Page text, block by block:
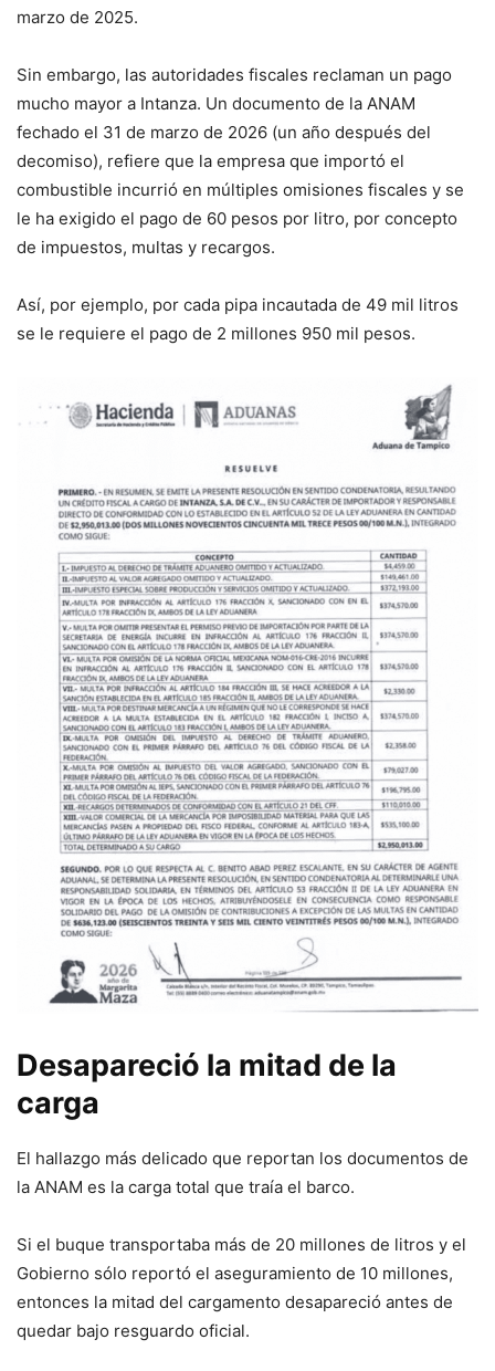
marzo de 2025.
Sin embargo, las autoridades fiscales reclaman un pago
mucho mayor a Intanza. Un documento de la ANAM
fechado el 31 de marzo de 2026 (un año después del
decomiso), refiere que la empresa que importó el
combustible incurrió en múltiples omisiones fiscales y se
le ha exigido el pago de 60 pesos por litro, por concepto
de impuestos, multas y recargos.
Así, por ejemplo, por cada pipa incautada de 49 mil litros
se le requiere el pago de 2 millones 950 mil pesos.
Desapareció la mitad de la
carga
El hallazgo más delicado que reportan los documentos de
la ANAM es la carga total que traía el barco.
Si el buque transportaba más de 20 millones de litros y el
Gobierno sólo reportó el aseguramiento de 10 millones,
entonces la mitad del cargamento desapareció antes de
quedar bajo resguardo oficial.